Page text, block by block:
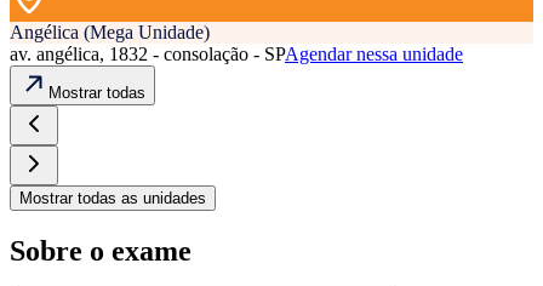
Angélica (Mega Unidade)
av. angélica, 1832 - consolação - SPAgendar nessa unidade
Mostrar todas
Mostrar todas as unidades
Sobre o exame